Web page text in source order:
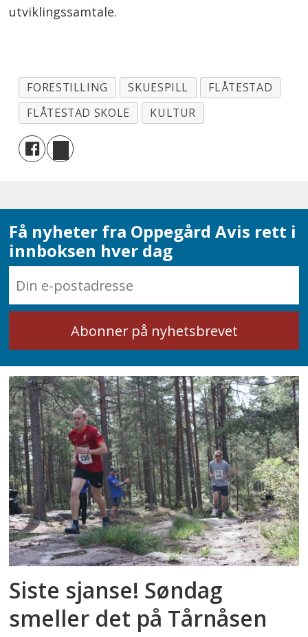
utviklingssamtale.
FORESTILLING SKUESPILL
FLÅTESTAD
FLÅTESTAD SKOLE
KULTUR
Få nyheter fra Oppegård Avis rett i
innboksen hver dag
Siste sjanse! Søndag
smeller det på Tårnåsen